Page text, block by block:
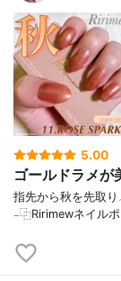
5.00
ゴールドラメが
指先から秋を先取
𓐄⿻Ririmewネイル